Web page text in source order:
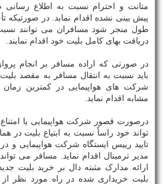
متانت و احترام نسبت به اطلاع رسانی
پیش بینی نشده اقدام نماید. در صورتیکه
طول منجر شود مسافران می توانند
دریافت بهای کامل بلیت خود اقدام نمایند.
در صورتی که اراده مسافر بر انجام
باید نسبت به انتقال مسافر به مقصد
شرکت های هواپیمایی در کمترین زمان
مشابه اقدام نماید.
درصورت قصور شرکت هواپیمایی یا
تواند خود راساً نسبت به ابتیاع بلیت در
تایید رییس ایستگاه شرکت هواپیمایی و
مدیر ترمینال اقدام نماید. مسافر می
ارائه مدارک مثبته دال بر خرید بلیت
بلیت خریداری شده در راه مورد نظر